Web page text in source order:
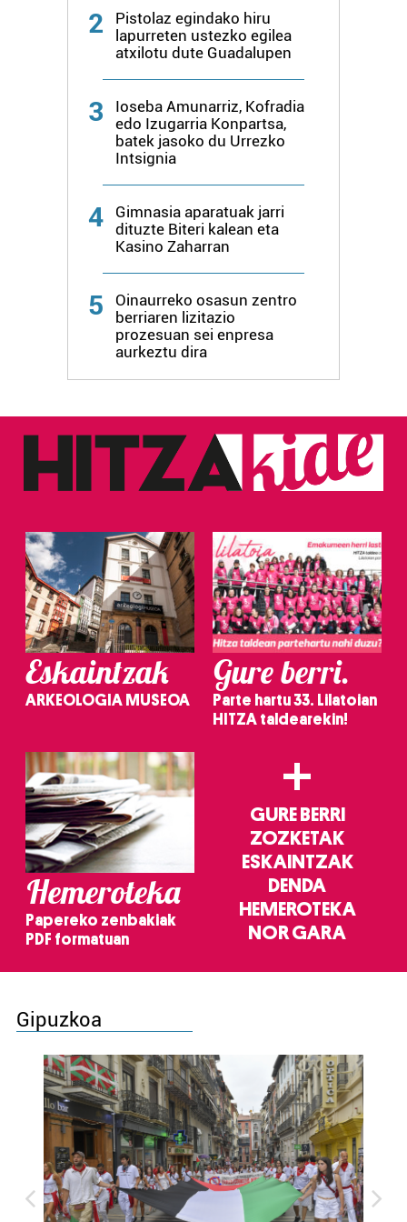
2
Pistolaz egindako hiru
lapurreten ustezko egilea
atxilotu dute Guadalupen
3
Ioseba Amunarriz, Kofradia
edo Izugarria Konpartsa,
batek jasoko du Urrezko
Intsignia
4
Gimnasia aparatuak jarri
dituzte Biteri kalean eta
Kasino Zaharran
5
Oinaurreko osasun zentro
berriaren lizitazio
prozesuan sei enpresa
aurkeztu dira
Eskaintzak
ARKEOLOGIA MUSEOA
Gure berri.
Parte hartu 33. Lilatoian
HITZA taldearekin!
Hemeroteka
Papereko zenbakiak
PDF formatuan
+
GURE BERRI
ZOZKETAK
ESKAINTZAK
DENDA
HEMEROTEKA
NOR GARA
Gipuzkoa